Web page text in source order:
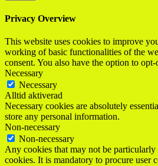
Privacy Overview
This website uses cookies to improve
working of basic functionalities of the
consent. You also have the option to
Necessary
Necessary
Alltid aktiverad
Necessary cookies are absolutely
store any personal information.
Non-necessary
Non-necessary
Any cookies that may not be particularly
cookies. It is mandatory to procure user